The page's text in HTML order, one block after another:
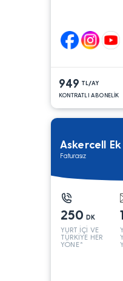
949 TL/AY
KONTRATLI ABONELİK
Askercell
Faturasız
250 DK
YURT İÇİ VE
TÜRKİYE HER
YÖNE*